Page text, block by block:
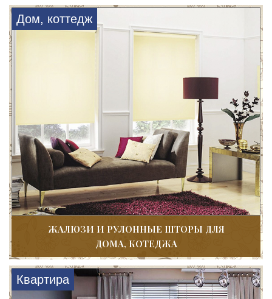
Дом, коттедж
ЖАЛЮЗИ И РУЛОННЫЕ ШТОРЫ ДЛЯ
ДОМА, КОТЕДЖА
Квартира